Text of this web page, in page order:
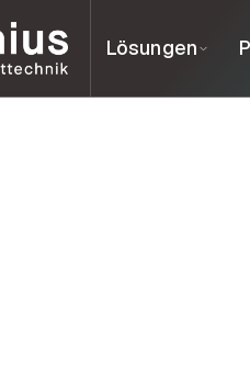
Lösungen